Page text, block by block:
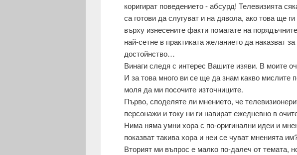
коригират поведението - абсурд! Телевизията
са готови да слугуват и на дявола, ако това ще
върху изнесените факти помагате на
най-сетне в практиката желанието да наказват
достойнство…
Винаги следя с интерес Вашите изяви. В моите
И за това много ви се ще да знам какво мислите
моля да ми посочите източниците.
Първо, споделяте ли мнението, че
персонажи и току ни ги навират ежедневно в
Нима няма умни хора с по-оригинални идеи и
показват такива хора и неи се чуват мненията
Вторият ми въпрос е малко по-далеч от темата,